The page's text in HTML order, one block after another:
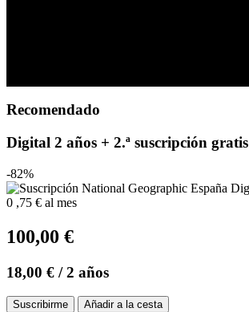
Recomendado
Digital 2 años + 2.ª suscripción gratis
-82%
0 ,75 € al mes
100,00 €
18,00 € / 2 años
Suscribirme Añadir a la cesta